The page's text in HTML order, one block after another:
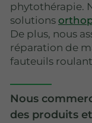
phytothérapie.
solutions
De plus, nous
réparation de
fauteuils
Nous
des produits